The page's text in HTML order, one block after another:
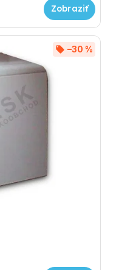
–30 %